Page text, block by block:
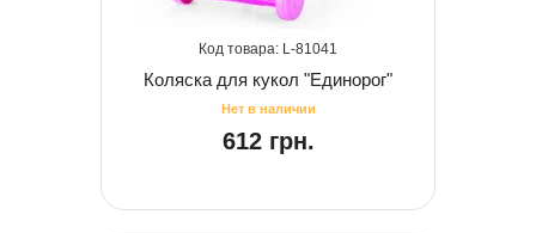
81041
Коляска для кукол "Единорог"
612 грн.